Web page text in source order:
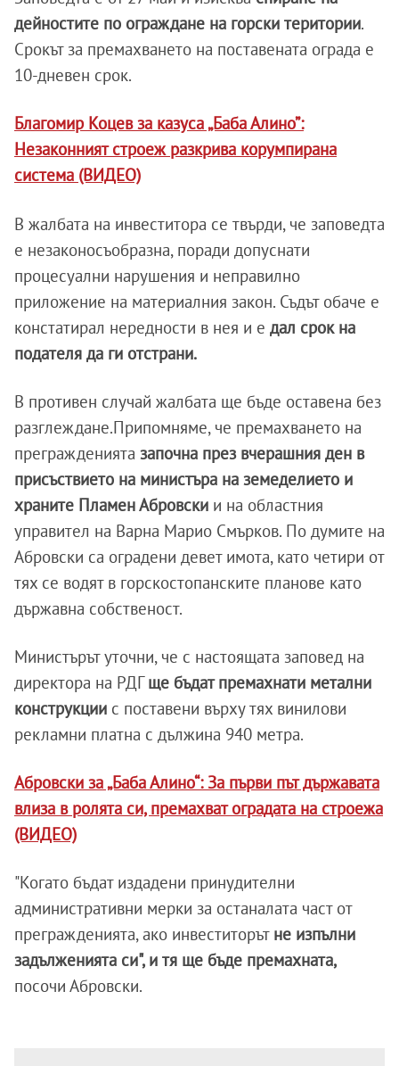
дейностите по ограждане на горски територии.
Срокът за премахването на поставената ограда е
10-дневен срок.
Благомир Коцев за казуса „Баба Алино”:
Незаконният строеж разкрива корумпирана
система (ВИДЕО)
В жалбата на инвеститора се твърди, че заповедта
е незаконосъобразна, поради допуснати
процесуални нарушения и неправилно
приложение на материалния закон. Съдът обаче е
констатирал нередности в нея и е дал срок на
подателя да ги отстрани.
В противен случай жалбата ще бъде оставена без
разглеждане.Припомняме, че премахването на
прегражденията започна през вчерашния ден в
присъствието на министъра на земеделието и
храните Пламен Абровски и на областния
управител на Варна Марио Смърков. По думите на
Абровски са оградени девет имота, като четири от
тях се водят в горскостопанските планове като
държавна собственост.
Министърът уточни, че с настоящата заповед на
директора на РДГще бъдат премахнати метални
конструкции с поставени върху тях винилови
рекламни платна с дължина 940 метра.
Абровски за „Баба Алино“: За първи път държавата
влиза в ролята си, премахват оградата на строежа
(ВИДЕО)
"Когато бъдат издадени принудителни
административни мерки за останалата част от
прегражденията, ако инвеститорът не изпълни
задълженията си", и тя ще бъде премахната,
посочи Абровски.